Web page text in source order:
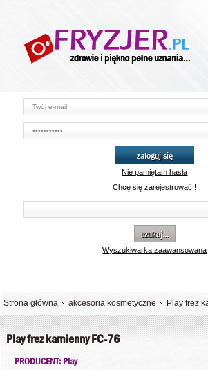
zaloguj się
Nie pamiętam hasła
Chcę się zarejestrować !
szukaj...
Wyszukiwarka zaawansowana
Strona główna akcesoria kosmetyczne Play frez
Play frez kamienny FC-76
PRODUCENT: Play